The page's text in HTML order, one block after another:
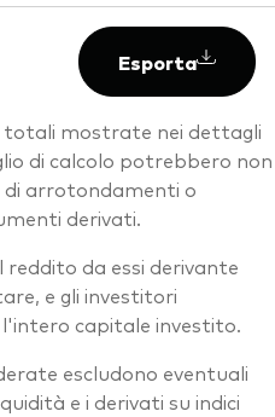
Esporta
totali mostrate nei dettagli
di calcolo potrebbero non
di arrotondamenti o
derivati.
reddito da essi derivante
e gli investitori
capitale investito.
escludono eventuali
e i derivati su indici